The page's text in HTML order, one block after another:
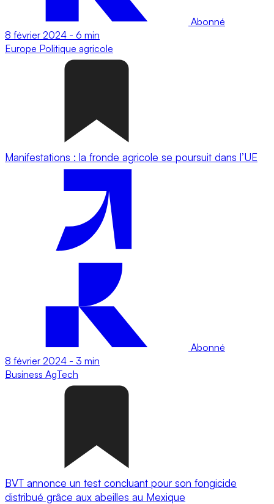
Abonné
8 février 2024 - 6 min
Europe Politique agricole
Manifestations : la fronde agricole se poursuit dans l’UE
Abonné
8 février 2024 - 3 min
Business AgTech
BVT annonce un test concluant pour son fongicide
distribué grâce aux abeilles au Mexique